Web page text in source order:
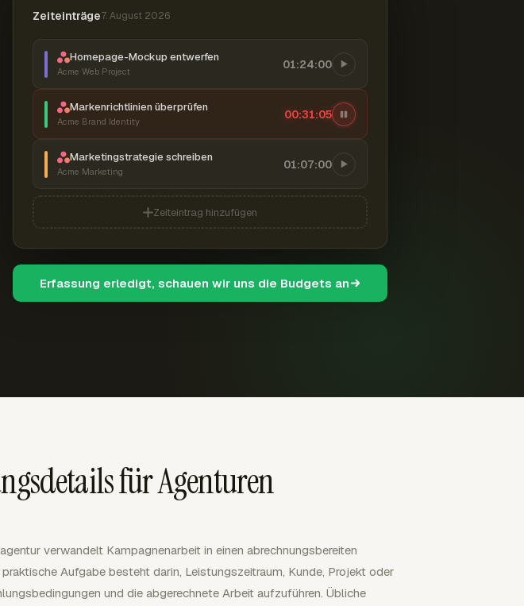
Zeiteinträge7. August 2026
Homepage-Mockup entwerfen
Acme Web Project
01:24:00
Markenrichtlinien überprüfen
Acme Brand Identity
00:31:06
Marketingstrategie schreiben
Acme Marketing
01:07:00
Zeiteintrag hinzufügen
Erfassung erledigt, schauen wir uns die Budgets an
für Agenturen
verwandelt Kampagnenarbeit in einen abrechnungsbereiten
Aufgabe besteht darin, Leistungszeitraum, Kunde, Projekt oder
und die abgerechnete Arbeit aufzuführen. Übliche